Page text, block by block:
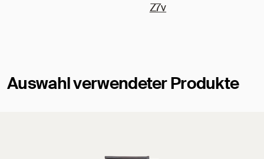
Z7v
Auswahl verwendeter Produkte